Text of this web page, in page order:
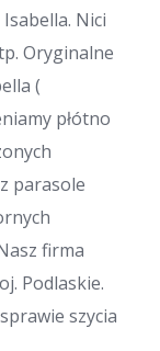
Nici
Oryginalne
(
płótno
parasole
firma
Podlaskie.
szycia